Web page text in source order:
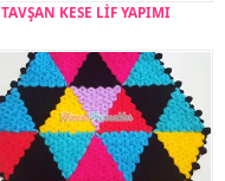
TAVŞAN KESE LİF YAPIMI